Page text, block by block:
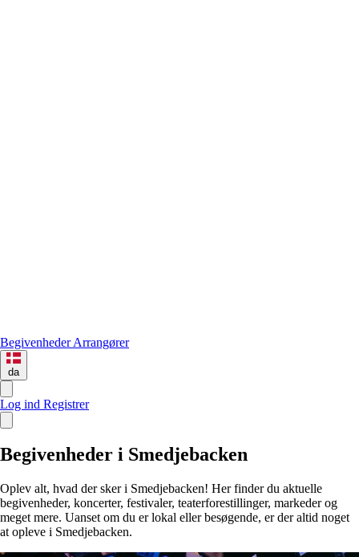
BegivenhederArrangører
da
Log ind Registrer
Begivenheder i Smedjebacken
Oplev alt, hvad der sker i Smedjebacken! Her finder du aktuelle
begivenheder, koncerter, festivaler, teaterforestillinger, markeder og
meget mere. Uanset om du er lokal eller besøgende, er der altid noget
at opleve i Smedjebacken.